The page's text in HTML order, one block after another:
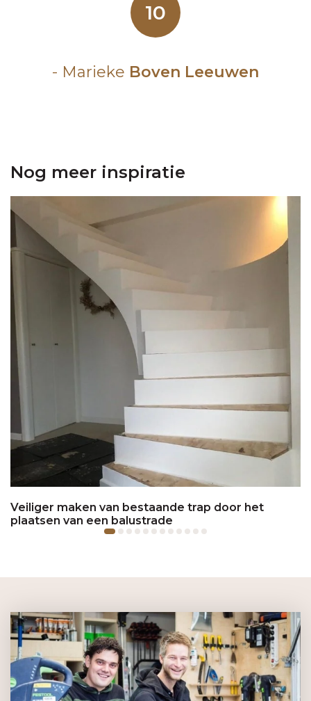
10
- Marieke Boven Leeuwen
Nog meer inspiratie
Veiliger maken van bestaande trap door het
plaatsen van een balustrade